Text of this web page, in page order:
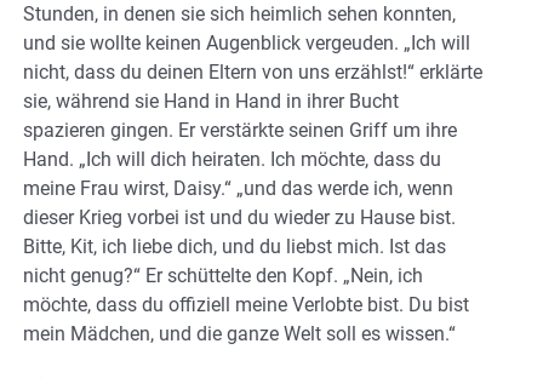
Stunden, in denen sie sich heimlich sehen konnten,
und sie wollte keinen Augenblick vergeuden. „Ich will
nicht, dass du deinen Eltern von uns erzählst!“ erklärte
sie, während sie Hand in Hand in ihrer Bucht
spazieren gingen. Er verstärkte seinen Griff um ihre
Hand. „Ich will dich heiraten. Ich möchte, dass du
meine Frau wirst, Daisy.“ „und das werde ich, wenn
dieser Krieg vorbei ist und du wieder zu Hause bist.
Bitte, Kit, ich liebe dich, und du liebst mich. Ist das
nicht genug?“ Er schüttelte den Kopf. „Nein, ich
möchte, dass du offiziell meine Verlobte bist. Du bist
mein Mädchen, und die ganze Welt soll es wissen.“